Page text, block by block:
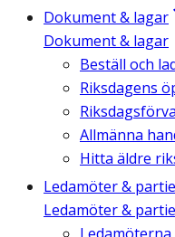
Dokument & lagar
Dokument & lagar
Beställ och
Riksdagens
Allmänna
Hitta äldre
Ledamöter &
Ledamöter &